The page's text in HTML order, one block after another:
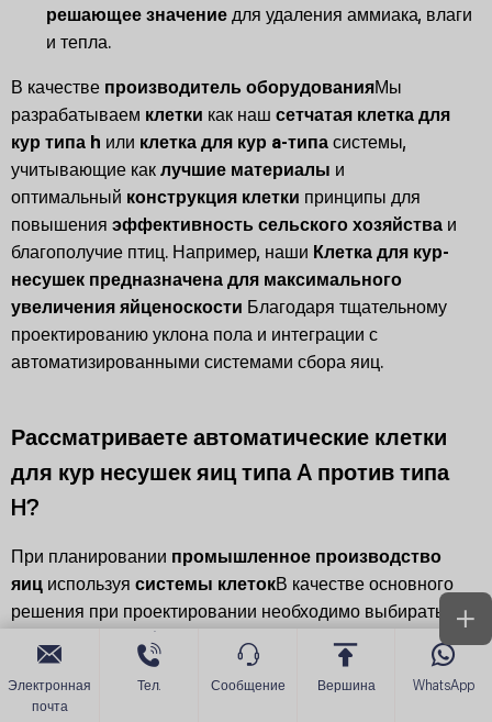
решающее значение для удаления аммиака, влаги
и тепла.
В качестве производитель оборудованияМы
разрабатываем клетки как наш сетчатая клетка для
кур типа h или клетка для кур a-типа системы,
учитывающие как лучшие материалы и
оптимальный конструкция клетки принципы для
повышения эффективность сельского хозяйства и
благополучие птиц. Например, наши Клетка для кур-
несушек предназначена для максимального
увеличения яйценоскости Благодаря тщательному
проектированию уклона пола и интеграции с
автоматизированными системами сбора яиц.
Рассматриваете автоматические клетки
для кур несушек яиц типа A против типа
H?
При планировании промышленное производство
яиц используя системы клетокВ качестве основного
решения при проектировании необходимо выбирать
и конфигурации типа H, особенно
дляавтоматические клетки для кур яичного слоя. В
обоих случаях используются многоуровневые структуры,
Электронная
почта
Тел. Сообщение Вершина WhatsApp